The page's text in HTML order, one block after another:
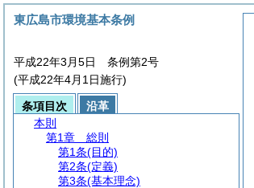
東広島市環境基本条例
平成22年3月5日 条例第2号
(平成22年4月1日施行)
条項目次
沿革
本則
第1章
総則
第1条(目的)
第2条(定義)
第3条(基本理念)